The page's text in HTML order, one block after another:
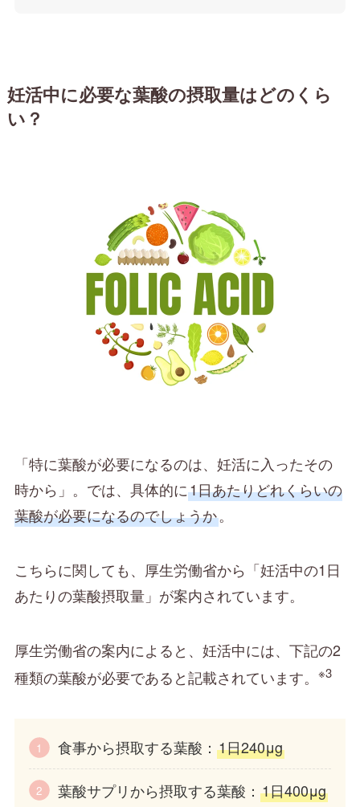
妊活中に必要な葉酸の摂取量はどのくら
い？
「特に葉酸が必要になるのは、妊活に入ったその
時から」。では、具体的に1日あたりどれくらいの
葉酸が必要になるのでしょうか。
こちらに関しても、厚生労働省から「妊活中の1日
あたりの葉酸摂取量」が案内されています。
厚生労働省の案内によると、妊活中には、下記の2
種類の葉酸が必要であると記載されています。 ※3
食事から摂取する葉酸： 1日240μg
葉酸サプリから摂取する葉酸： 1日400μg